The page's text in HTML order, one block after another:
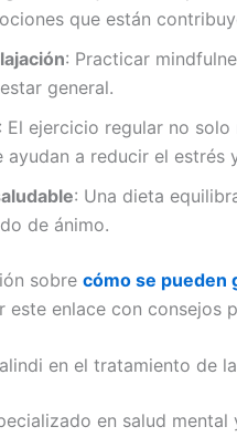
que están
: Practicar
general.
: El ejercicio regular no
ayudan a reducir el estrés
: Una dieta
de ánimo.
sobre cómo se pueden
este enlace con consejos
en el tratamiento de
en salud